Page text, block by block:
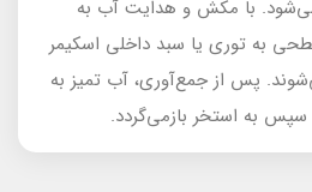
با مکش و هدایت آب به
به توری یا سبد داخلی اسکیمر
پس از جمع‌آوری، آب تمیز به
به استخر بازمی‌گردد.